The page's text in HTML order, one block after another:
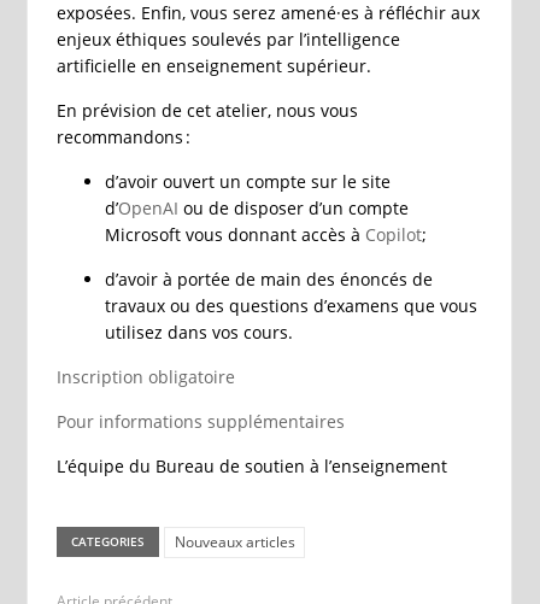
exposées. Enfin, vous serez amené·es à réfléchir aux
enjeux éthiques soulevés par l’intelligence
artificielle en enseignement supérieur.
En prévision de cet atelier, nous vous
recommandons :
d’avoir ouvert un compte sur le site
d’OpenAI ou de disposer d’un compte
Microsoft vous donnant accès à Copilot;
d’avoir à portée de main des énoncés de
travaux ou des questions d’examens que vous
utilisez dans vos cours.
Inscription obligatoire
Pour informations supplémentaires
L’équipe du Bureau de soutien à l’enseignement
CATEGORIES Nouveaux articles